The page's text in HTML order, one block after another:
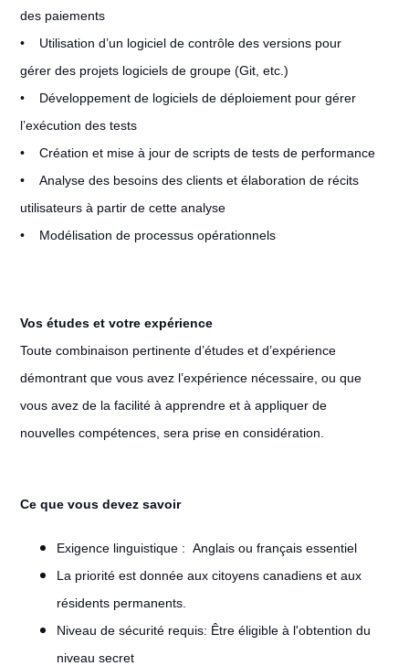
des paiements
• Utilisation d’un logiciel de contrôle des versions pour
gérer des projets logiciels de groupe (Git, etc.)
• Développement de logiciels de déploiement pour gérer
l’exécution des tests
• Création et mise à jour de scripts de tests de performance
• Analyse des besoins des clients et élaboration de récits
utilisateurs à partir de cette analyse
• Modélisation de processus opérationnels
Vos études et votre expérience
Toute combinaison pertinente d’études et d’expérience
démontrant que vous avez l’expérience nécessaire, ou que
vous avez de la facilité à apprendre et à appliquer de
nouvelles compétences, sera prise en considération.
Ce que vous devez savoir
Exigence linguistique : Anglais ou français essentiel
La priorité est donnée aux citoyens canadiens et aux
résidents permanents.
Niveau de sécurité requis: Être éligible à l'obtention du
niveau secret